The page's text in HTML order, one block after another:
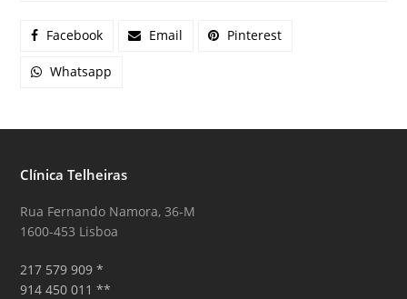
Facebook Email Pinterest
Whatsapp
Clínica Telheiras
Rua Fernando Namora, 36-M
1600-453 Lisboa
217 579 909 *
914 450 011 **